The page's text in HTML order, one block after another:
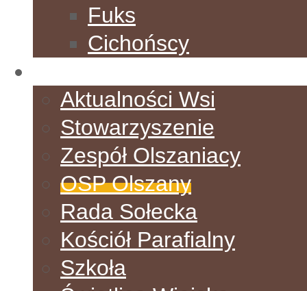
Fuks
Cichońscy
Aktualności Wsi
Stowarzyszenie
Zespół Olszaniacy
OSP Olszany
Rada Sołecka
Kościół Parafialny
Szkoła